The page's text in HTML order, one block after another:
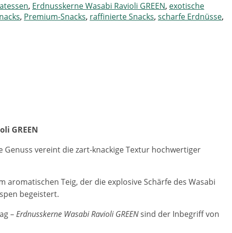
, Erdnusskerne Wasabi Ravioli GREEN, exotische
, Premium-Snacks, raffinierte Snacks, scharfe Erdnüsse,
GREEN
Genuss vereint die zart-knackige Textur hochwertiger
Teig, der die explosive Schärfe des Wasabi
begeistert.
–Erdnusskerne Wasabi Ravioli GREENsind der Inbegriff von